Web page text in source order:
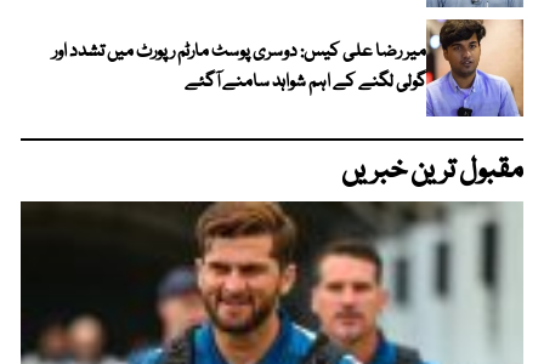
میر رضا علی کیس: دوسری پوسٹ مارٹم رپورٹ میں تشدد اور
گولی لگنے کے اہم شواہد سامنے آگئے
مقبول ترین خبریں